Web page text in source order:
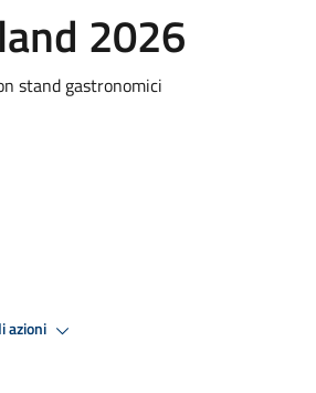
2026
stand gastronomici
azioni